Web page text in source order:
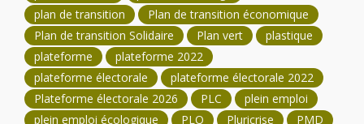
plan de transition
Plan de transition économique
Plan de transition Solidaire
Plan vert
plastique
plateforme
plateforme 2022
plateforme électorale
plateforme électorale 2022
Plateforme électorale 2026
PLC
plein emploi
plein emploi écologique
PLQ Pluricrise
PMD